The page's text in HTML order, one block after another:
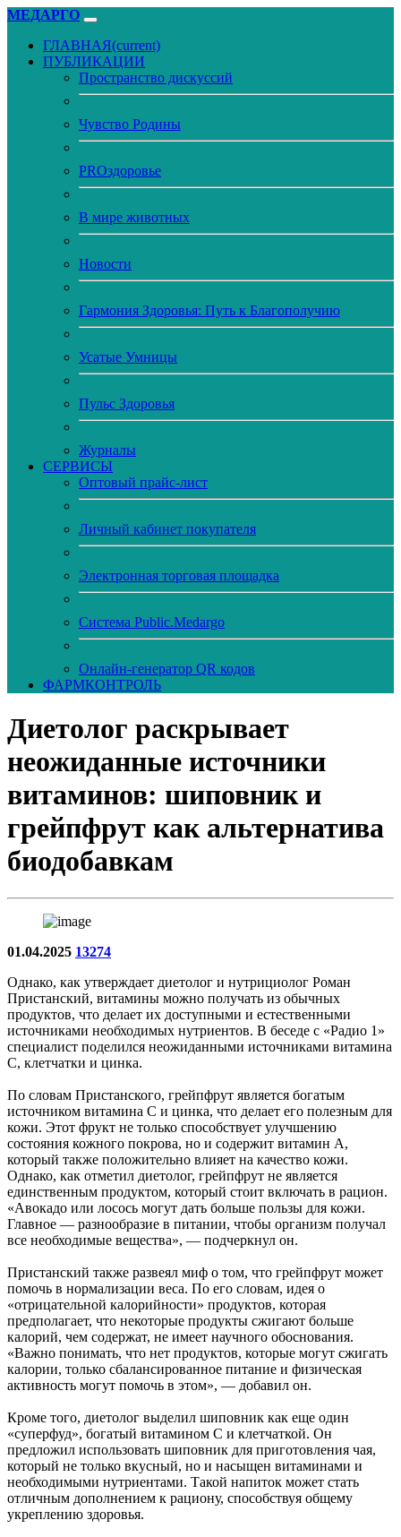
МЕДАРГО
ГЛАВНАЯ(current)
ПУБЛИКАЦИИ
Пространство дискуссий
Чувство Родины
PROздоровье
В мире животных
Новости
Гармония Здоровья: Путь к Благополучию
Усатые Умницы
Пульс Здоровья
Журналы
CЕРВИСЫ
Оптовый прайс-лист
Личный кабинет покупателя
Электронная торговая площадка
Система Public.Medargo
Онлайн-генератор QR кодов
ФАРМКОНТРОЛЬ
Диетолог раскрывает
неожиданные источники
витаминов: шиповник и
грейпфрут как альтернатива
биодобавкам
01.04.2025 13274
Однако, как утверждает диетолог и нутрициолог Роман
Пристанский, витамины можно получать из обычных
продуктов, что делает их доступными и естественными
источниками необходимых нутриентов. В беседе с «Радио 1»
специалист поделился неожиданными источниками витамина
С, клетчатки и цинка.
По словам Пристанского, грейпфрут является богатым
источником витамина С и цинка, что делает его полезным для
кожи. Этот фрукт не только способствует улучшению
состояния кожного покрова, но и содержит витамин А,
который также положительно влияет на качество кожи.
Однако, как отметил диетолог, грейпфрут не является
единственным продуктом, который стоит включать в рацион.
«Авокадо или лосось могут дать больше пользы для кожи.
Главное — разнообразие в питании, чтобы организм получал
все необходимые вещества», — подчеркнул он.
Пристанский также развеял миф о том, что грейпфрут может
помочь в нормализации веса. По его словам, идея о
«отрицательной калорийности» продуктов, которая
предполагает, что некоторые продукты сжигают больше
калорий, чем содержат, не имеет научного обоснования.
«Важно понимать, что нет продуктов, которые могут сжигать
калории, только сбалансированное питание и физическая
активность могут помочь в этом», — добавил он.
Кроме того, диетолог выделил шиповник как еще один
«суперфуд», богатый витамином С и клетчаткой. Он
предложил использовать шиповник для приготовления чая,
который не только вкусный, но и насыщен витаминами и
необходимыми нутриентами. Такой напиток может стать
отличным дополнением к рациону, способствуя общему
укреплению здоровья.